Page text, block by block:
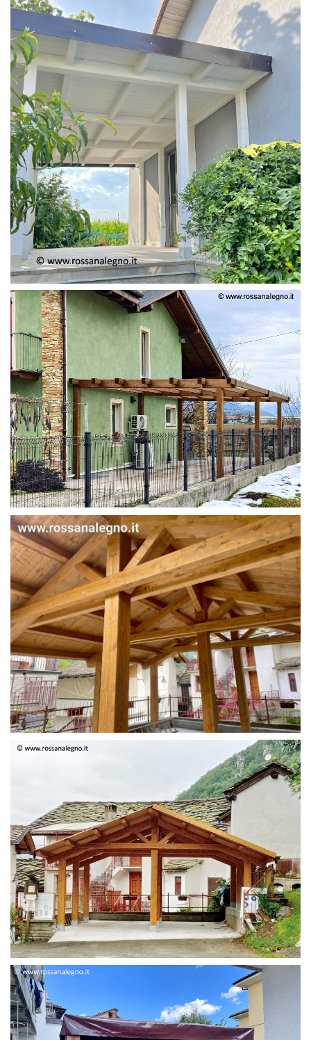
PERGOLA ADOSSATA
STRUTTURA IN ABETE LAMELLARE
STRUTTURA DUE FALDE